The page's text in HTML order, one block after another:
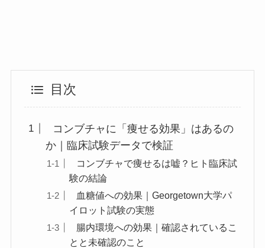
目次
コンブチャに「痩せる効果」はあるの
か｜臨床試験データで検証
コンブチャで痩せるは嘘？ヒト臨床試
験の結論
血糖値への効果｜Georgetown大学パ
イロット試験の実態
腸内環境への効果｜確認されているこ
とと未確認のこと